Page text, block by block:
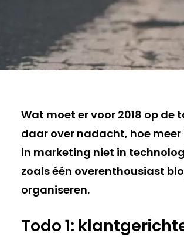
Wat moet er voor 2018 op
daar over nadacht, hoe
in marketing niet in
zoals één overenthousiast
organiseren.
Todo 1: